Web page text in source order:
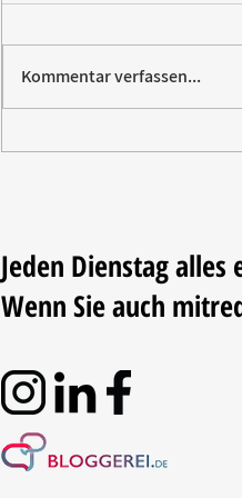
Kommentar verfassen...
Jeden Dienstag
Wenn Sie auch